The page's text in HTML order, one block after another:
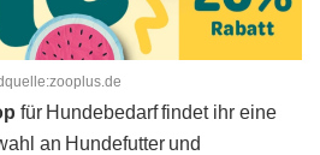
für Hundebedarf findet ihr eine
an Hundefutter und